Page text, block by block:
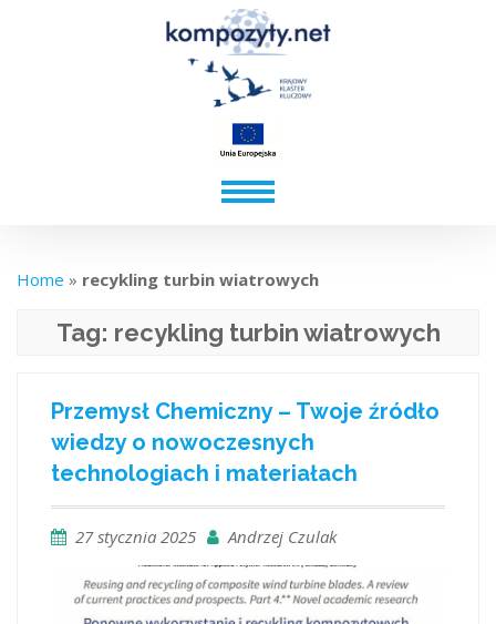
Home » recykling turbin wiatrowych
Tag: recykling turbin wiatrowych
Przemysł Chemiczny – Twoje źródło
wiedzy o nowoczesnych
technologiach i materiałach
27 stycznia 2025 Andrzej Czulak